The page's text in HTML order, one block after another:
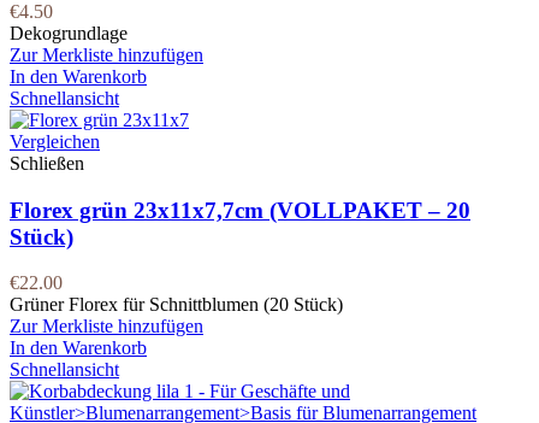
€4.50
Dekogrundlage
Zur Merkliste hinzufügen
In den Warenkorb
Schnellansicht
Vergleichen
Schließen
Florex grün 23x11x7,7cm (VOLLPAKET – 20
Stück)
€22.00
Grüner Florex für Schnittblumen (20 Stück)
Zur Merkliste hinzufügen
In den Warenkorb
Schnellansicht